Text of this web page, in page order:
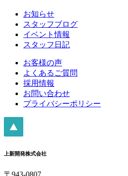
お知らせ
スタッフブログ
イベント情報
スタッフ日記
お客様の声
よくあるご質問
採用情報
お問い合わせ
プライバシーポリシー
上新開発株式会社
〒943-0807